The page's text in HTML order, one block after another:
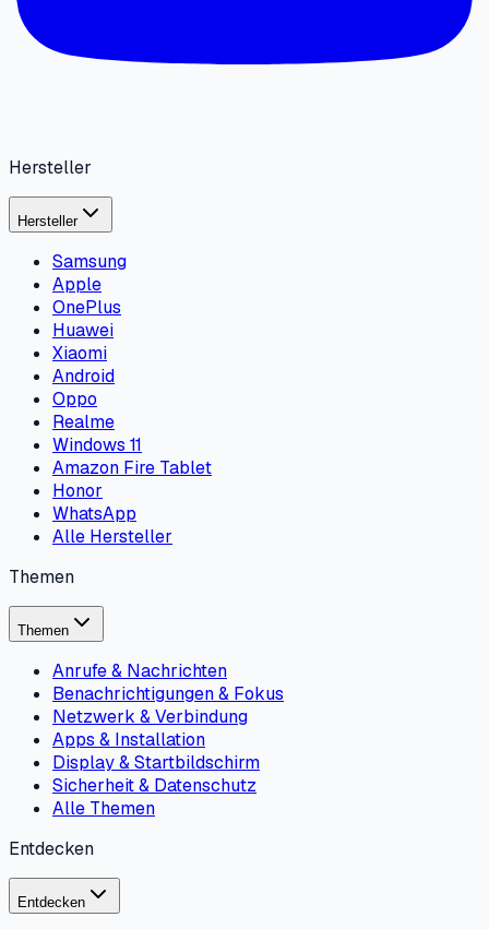
Hersteller
Hersteller
Samsung
Apple
OnePlus
Huawei
Xiaomi
Android
Oppo
Realme
Windows 11
Amazon Fire Tablet
Honor
WhatsApp
Alle Hersteller
Themen
Themen
Anrufe & Nachrichten
Benachrichtigungen & Fokus
Netzwerk & Verbindung
Apps & Installation
Display & Startbildschirm
Sicherheit & Datenschutz
Alle Themen
Entdecken
Entdecken